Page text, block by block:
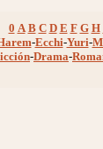
0 A B C D E F G H
-Ecchi-Yuri-
-Drama-